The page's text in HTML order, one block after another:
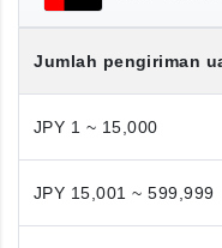
Jumlah pengiriman
JPY 1 ~ 15,000
JPY 15,001 ~ 599,999